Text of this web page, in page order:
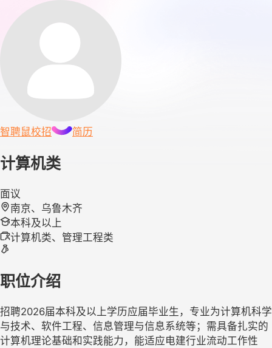
智聘鼠校招 简历
计算机类
面议
南京、乌鲁木齐
本科及以上
计算机类、管理工程类
职位介绍
招聘2026届本科及以上学历应届毕业生，专业为计算机科学
与技术、软件工程、信息管理与信息系统等；需具备扎实的
计算机理论基础和实践能力，能适应电建行业流动工作性